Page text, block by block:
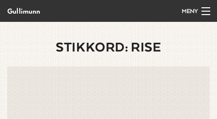
Gullimunn MENY
Forside
Produkter
Salg/bestilling
Kurs og arrangement
Gå
til
innholdet
Forstørre
skrift
STIKKORD:RISE